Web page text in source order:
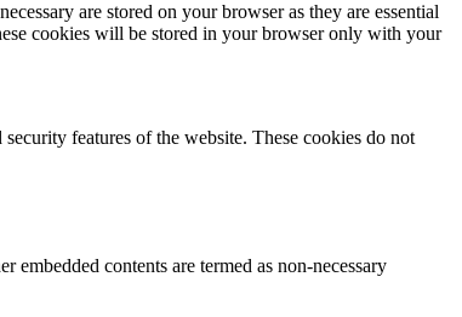
are stored on your browser as they are essential
cookies will be stored in your browser only with your
features of the website. These cookies do not
contents are termed as non-necessary